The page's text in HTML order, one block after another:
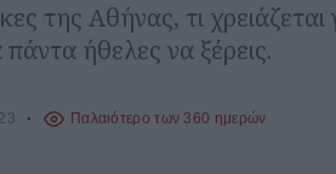
της Αθήνας, τι χρειάζεται
ήθελες να ξέρεις.
Παλαιότερο των 360 ημερών